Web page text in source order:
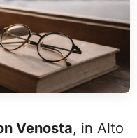
Venosta, in Alto